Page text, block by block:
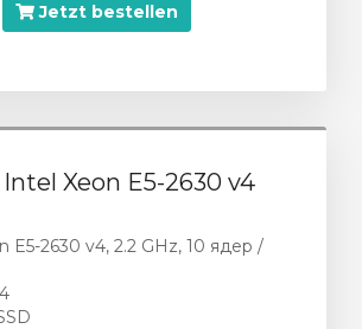
Jetzt bestellen
Xeon E5-2630 v4
E5-2630 v4, 2.2 GHz, 10 ядер /